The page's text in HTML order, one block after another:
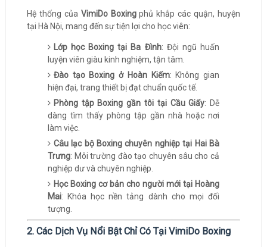
Hệ thống của VimiDo Boxingphủ khắp các quận, huyện
tại Hà Nội, mang đến sự tiện lợi cho học viên:
Lớp học Boxing tại Ba Đình: Đội ngũ huấn
luyện viên giàu kinh nghiệm, tận tâm.
Đào tạo Boxing ở Hoàn Kiếm: Không gian
hiện đại, trang thiết bị đạt chuẩn quốc tế.
Phòng tập Boxing gần tôi tại Cầu Giấy: Dễ
dàng tìm thấy phòng tập gần nhà hoặc nơi
làm việc.
Câu lạc bộ Boxing chuyên nghiệp tại Hai Bà
Trưng: Môi trường đào tạo chuyên sâu cho cả
nghiệp dư và chuyên nghiệp.
Học Boxing cơ bản cho người mới tại Hoàng
Mai: Khóa học nền tảng dành cho mọi đối
tượng.
2. Các Dịch Vụ Nổi Bật Chỉ Có Tại VimiDo Boxing